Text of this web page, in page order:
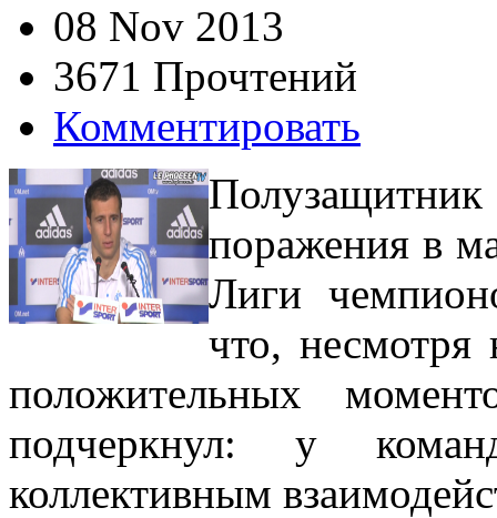
08 Nov 2013
3671 Прочтений
Комментировать
поражения в
Лиги
что, несмотря
положительных
подчеркнул: у
коллективным